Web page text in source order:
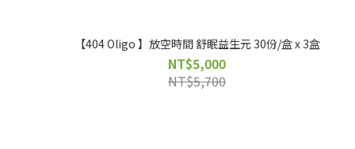
【404 Oligo 】放空時間 舒眠益生元 30份/盒 x 3盒
NT$5,000
NT$5,700